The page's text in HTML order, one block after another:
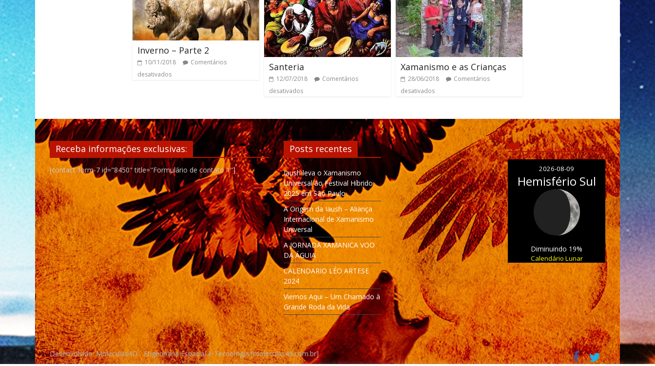
Inverno – Parte 2
10/11/2018
Comentários
desativados
Santeria
12/07/2018
Comentários
desativados
Xamanismo e as Crianças
28/06/2018
Comentários
desativados
Receba informações exclusivas:
[contact-form-7 id="8450" title="Formulário de contato 1"]
Posts recentes
Iaush leva o Xamanismo
Universal ao Festival Híbrido
2025 em São Paulo
A Origem da Iaush – Aliança
Internacional de Xamanismo
Universal
A JORNADA XAMANICA VOO
DA ÁGUIA
CALENDARIO LÉO ARTESE
2024
Viemos Aqui – Um Chamado à
Grande Roda da Vida
2026-08-09
Hemisfério Sul
Diminuindo 19%
Calendário Lunar
Desenvolvido: Moleculas4D - Engenharia Espacial e Tecnologia [moleculas4d.com.br]